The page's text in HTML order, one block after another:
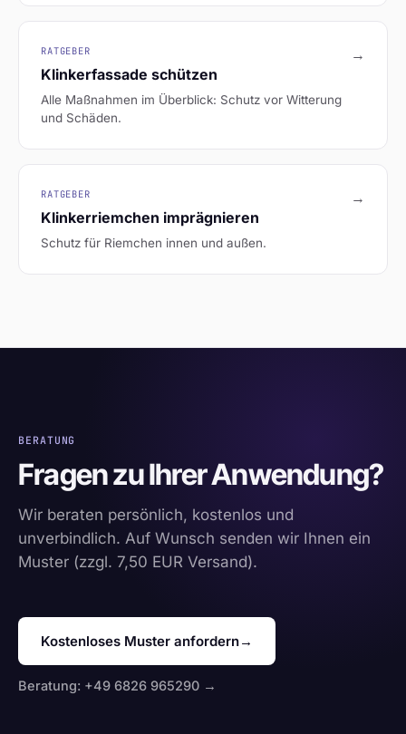
RATGEBER
Klinkerfassade schützen
Alle Maßnahmen im Überblick: Schutz vor Witterung
und Schäden.
→
RATGEBER
Klinkerriemchen imprägnieren
Schutz für Riemchen innen und außen.
→
BERATUNG
Fragen zu Ihrer Anwendung?
Wir beraten persönlich, kostenlos und
unverbindlich. Auf Wunsch senden wir Ihnen ein
Muster (zzgl. 7,50 EUR Versand).
Kostenloses Muster anfordern→
Beratung: +49 6826 965290 →